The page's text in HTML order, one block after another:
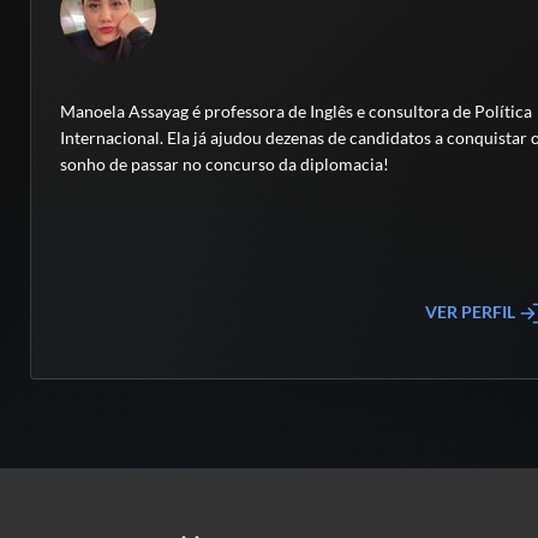
Manoela Assayag é professora de Inglês e consultora de Política
Internacional. Ela já ajudou dezenas de candidatos a conquistar
sonho de passar no concurso da diplomacia!
VER PERFIL